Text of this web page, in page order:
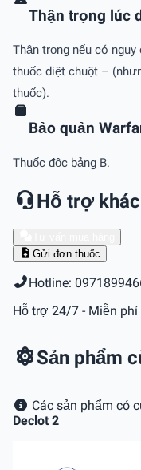
Thận trọng lúc
Thận trọng nếu có
thuốc diệt chuột –
thuốc).
Bảo quản
Thuốc độc bảng B.
Hỗ trợ
Gửi đơn thuốc
Hotline:
Hỗ trợ 24/7 - Miễn
Sản phẩm
Các sản phẩm có
Declot 2